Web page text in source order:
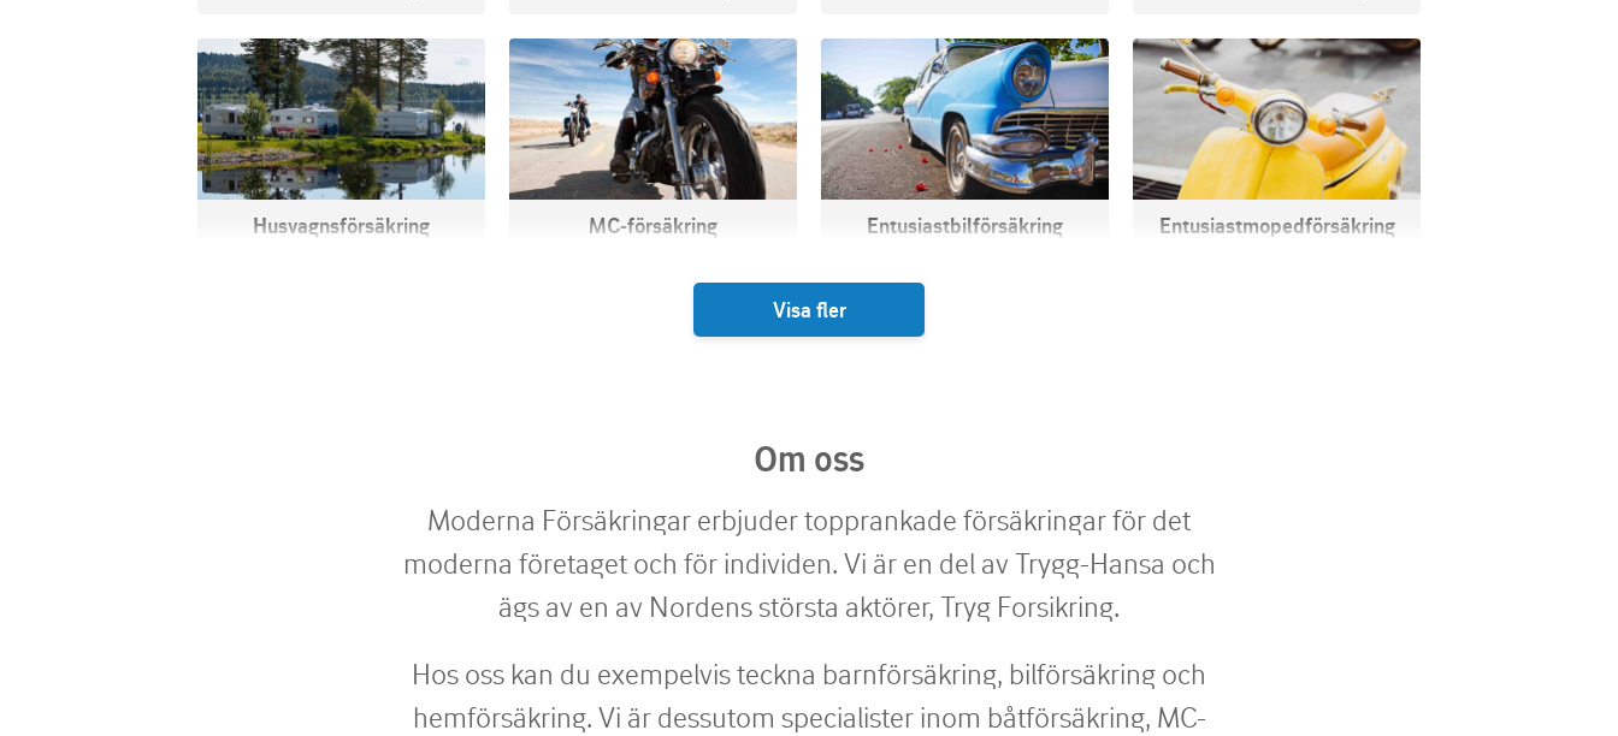
Husvagns­försäkring MC-försäkring Entusiastbilförsäkring Entusiastmopedförsäkring
Visa fler
Om oss
Moderna Försäkringar erbjuder topprankade försäkringar för det
moderna företaget och för individen. Vi är en del av Trygg-Hansa och
ägs av en av Nordens största aktörer, Tryg Forsikring.
Hos oss kan du exempelvis teckna barnförsäkring, bilförsäkring och
hemförsäkring. Vi är dessutom specialister inom båtförsäkring, MC-